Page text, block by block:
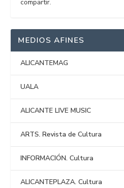
compartir.
MEDIOS AFINES
ALICANTEMAG
UALA
ALICANTE LIVE MUSIC
ARTS. Revista de Cultura
INFORMACIÓN. Cultura
ALICANTEPLAZA. Cultura